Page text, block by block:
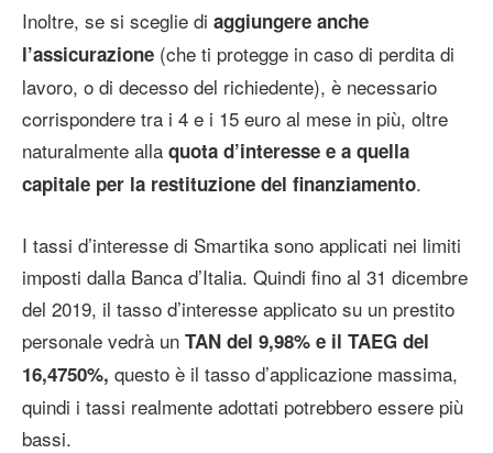
Inoltre, se si sceglie di aggiungere anche
l’assicurazione (che ti protegge in caso di perdita di
lavoro, o di decesso del richiedente), è necessario
corrispondere tra i 4 e i 15 euro al mese in più, oltre
naturalmente alla quota d’interesse e a quella
capitale per la restituzione del finanziamento.
I tassi d’interesse di Smartika sono applicati nei limiti
imposti dalla Banca d’Italia. Quindi fino al 31 dicembre
del 2019, il tasso d’interesse applicato su un prestito
personale vedrà un TAN del 9,98% e il TAEG del
16,4750%, questo è il tasso d’applicazione massima,
quindi i tassi realmente adottati potrebbero essere più
bassi.